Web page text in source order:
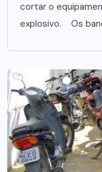
cortar o
explosivo. Os